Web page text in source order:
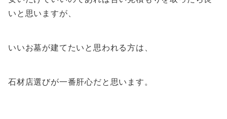
いと思いますが、
いいお墓が建てたいと思われる方は、
石材店選びが一番肝心だと思います。